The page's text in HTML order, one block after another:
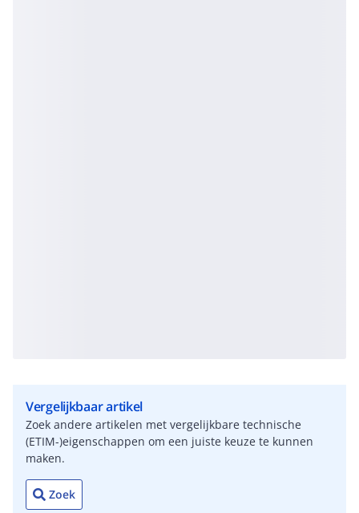
Vergelijkbaar artikel
Zoek andere artikelen met vergelijkbare technische
(ETIM-)eigenschappen om een juiste keuze te kunnen
maken.
Zoek